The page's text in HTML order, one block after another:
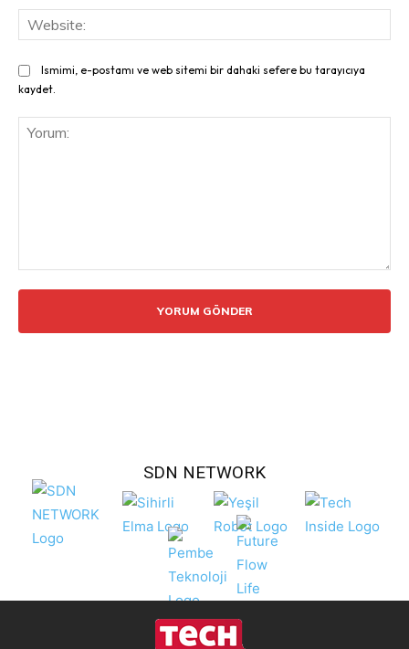
Ismimi, e-postamı ve web sitemi bir dahaki sefere bu tarayıcıya
kaydet.
SDN NETWORK